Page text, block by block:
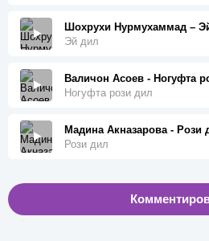
Шохрухи Нурмухаммад –
Эй дил
Валичон Асоев - Ногуфта
Ногуфта рози дил
Мадина Акназарова - Рози
Рози дил